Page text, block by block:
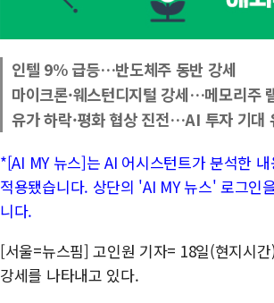
인텔 9% 급등…반도체주 동반 강세
마이크론·웨스턴디지털 강세…메모리주
유가 하락·평화 협상 진전…AI 투자 기대
*[AI MY 뉴스]는 AI 어시스턴트가 분석한
적용됐습니다. 상단의 'AI MY 뉴스' 로그인
니다.
[서울=뉴스핌] 고인원 기자= 18일(현지시
강세를 나타내고 있다.